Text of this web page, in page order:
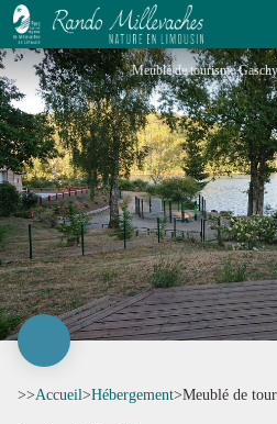
Meublé de tourisme Gaschy N°72
Meublé de tourisme
>>Accueil>Hébergement>Meublé de